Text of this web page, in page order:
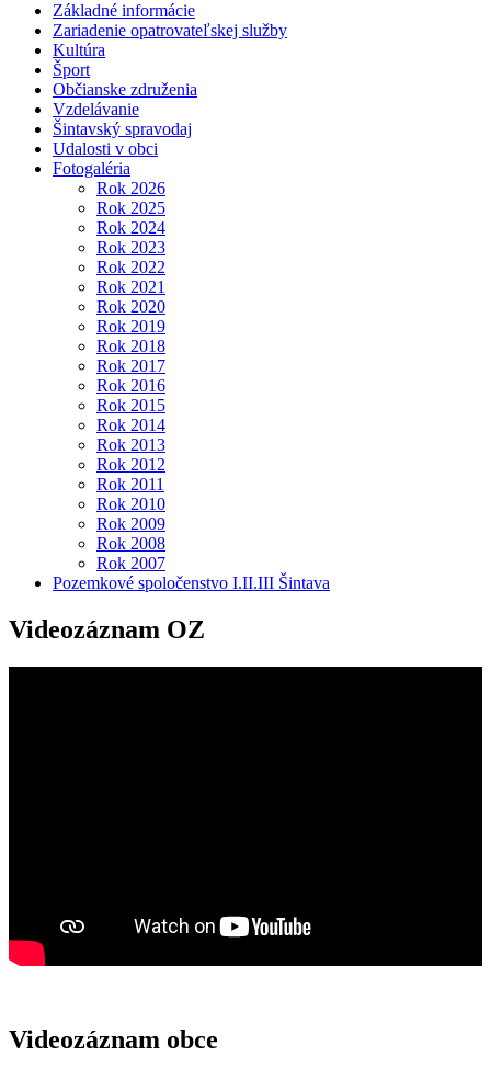
Základné informácie
Zariadenie opatrovateľskej služby
Kultúra
Šport
Občianske združenia
Vzdelávanie
Šintavský spravodaj
Udalosti v obci
Fotogaléria
Rok 2026
Rok 2025
Rok 2024
Rok 2023
Rok 2022
Rok 2021
Rok 2020
Rok 2019
Rok 2018
Rok 2017
Rok 2016
Rok 2015
Rok 2014
Rok 2013
Rok 2012
Rok 2011
Rok 2010
Rok 2009
Rok 2008
Rok 2007
Pozemkové spoločenstvo I.II.III Šintava
Videozáznam OZ
Videozáznam obce